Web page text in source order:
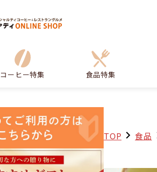
コーヒー特集 食品特集
TOP 食品